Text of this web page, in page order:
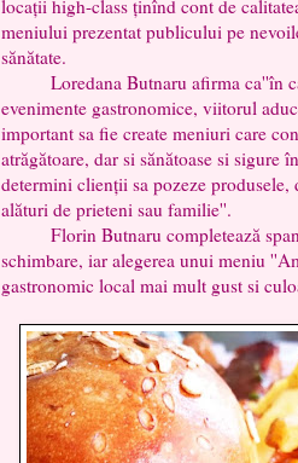
locații high-class ținînd cont de
meniului prezentat publicului pe
sănătate.
Loredana Butnaru afirma ca''în
evenimente gastronomice, viitorul
important sa fie create meniuri care
atrăgătoare, dar si sănătoase si sigure
determini clienții sa pozeze
alături de prieteni sau familie''.
Florin Butnaru completează
schimbare, iar alegerea unui meniu
gastronomic local mai mult gust si